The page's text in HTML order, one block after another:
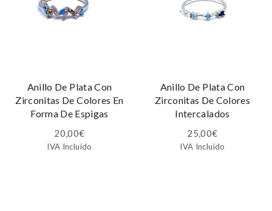
Anillo De Plata Con
Zirconitas De Colores En
Forma De Espigas
20,00€
IVA Incluido
Anillo De Plata Con
Zirconitas De Colores
Intercalados
25,00€
IVA Incluido